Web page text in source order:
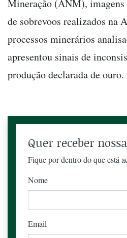
Mineração (ANM), imagens
de sobrevoos realizados na
processos minerários
apresentou sinais de
produção declarada de ouro.
Quer receber
Fique por dentro do que está
Nome
Email